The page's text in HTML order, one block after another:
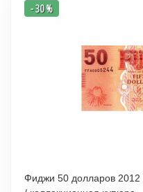
- 30 %
Фиджи 50 долларов 2012